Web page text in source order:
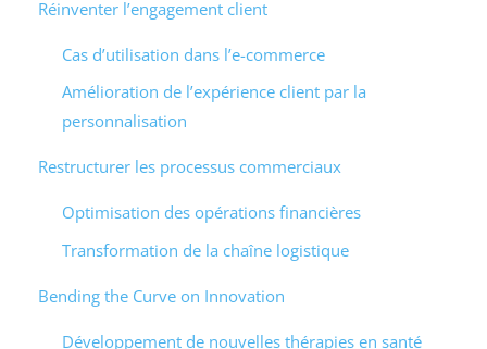
Réinventer l’engagement client
Cas d’utilisation dans l’e-commerce
Amélioration de l’expérience client par la
personnalisation
Restructurer les processus commerciaux
Optimisation des opérations financières
Transformation de la chaîne logistique
Bending the Curve on Innovation
Développement de nouvelles thérapies en santé